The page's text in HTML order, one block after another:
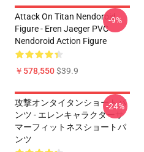
Attack On Titan Nendoroid
Figure - Eren Jaeger PVC
Nendoroid Action Figure
￥578,550$39.9
-9%
攻撃オンタイタンショートパ
ンツ - エレンキャラクターサ
マーフィットネスショートパ
ンツ
-24%